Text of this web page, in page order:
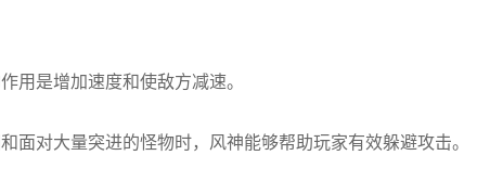
用是增加速度和使敌方减速。
面对大量突进的怪物时，风神能够帮助玩家有效躲避攻击。